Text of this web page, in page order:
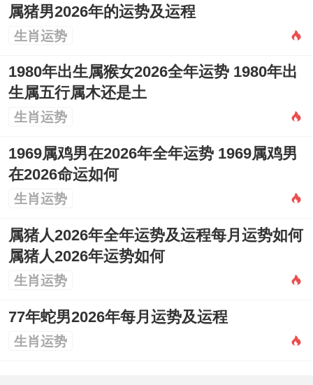
属猪男2026年的运势及运程
生肖运势
1980年出生属猴女2026全年运势 1980年出
生属五行属木还是土
生肖运势
1969属鸡男在2026年全年运势 1969属鸡男
在2026命运如何
生肖运势
属猪人2026年全年运势及运程每月运势如何
属猪人2026年运势如何
生肖运势
77年蛇男2026年每月运势及运程
生肖运势